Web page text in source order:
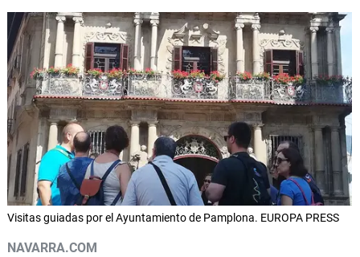
Visitas guiadas por el Ayuntamiento de Pamplona. EUROPA PRESS
NAVARRA.COM